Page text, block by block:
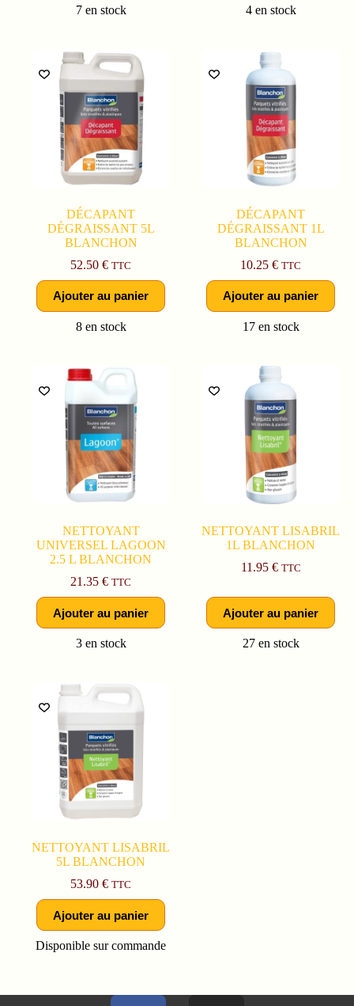
7 en stock 4 en stock
DÉCAPANT
DÉGRAISSANT 5L
BLANCHON
52.50€ TTC
Ajouter au panier
8 en stock
DÉCAPANT
DÉGRAISSANT 1L
BLANCHON
10.25€ TTC
Ajouter au panier
17 en stock
NETTOYANT
UNIVERSEL LAGOON
2.5 L BLANCHON
21.35€ TTC
Ajouter au panier
3 en stock
NETTOYANT LISABRIL
1L BLANCHON
11.95 € TTC
Ajouter au panier
27 en stock
NETTOYANT LISABRIL
5L BLANCHON
53.90€ TTC
Ajouter au panier
Disponible sur commande